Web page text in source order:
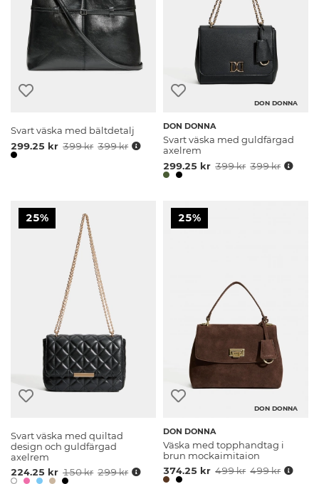
Svart väska med bältdetalj
299.25 kr 399 kr 399 kr
DON DONNA
DON DONNA
Svart väska med guldfärgad
axelrem
299.25 kr 399 kr 399 kr
25%
Svart väska med quiltad
design och guldfärgad
axelrem
224.25 kr 150 kr 299 kr
25%
DON DONNA
DON DONNA
Väska med topphandtag i
brun mockaimitaion
374.25 kr 499 kr 499 kr